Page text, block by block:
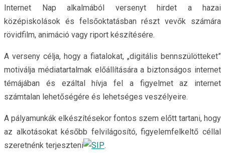
Internet Nap alkalmából versenyt hirdet a hazai
középiskolások és felsőoktatásban részt vevők számára
rövidfilm, animáció vagy riport készítésére.
A verseny célja, hogy a fiatalokat, „digitális bennszülötteket”
motiválja médiatartalmak előállítására a biztonságos internet
témájában és ezáltal hívja fel a figyelmet az internet
számtalan lehetőségére és lehetséges veszélyeire.
A pályamunkák elkészítésekor fontos szem előtt tartani, hogy
az alkotásokat később felvilágosító, figyelemfelkeltő céllal
szeretnénk terjeszteni
.